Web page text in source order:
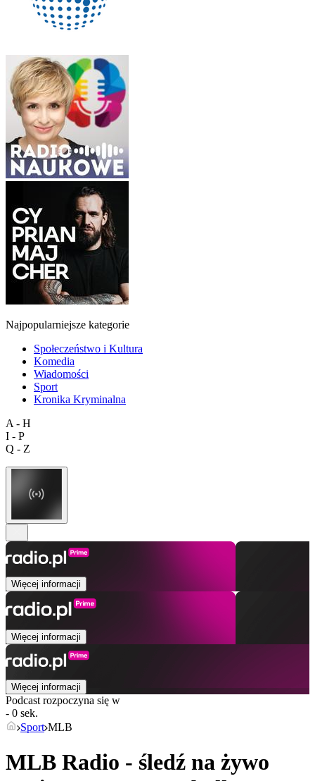
Najpopularniejsze kategorie
Społeczeństwo i Kultura
Komedia
Wiadomości
Sport
Kronika Kryminalna
A - H
I - P
Q - Z
Więcej informacji
Więcej informacji
Więcej informacji
Podcast rozpoczyna się w
- 0 sek.
Sport MLB
MLB Radio - śledź na żywo